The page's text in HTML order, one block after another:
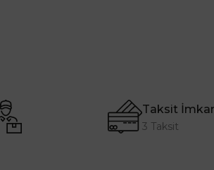
Taksit
3 Taksit